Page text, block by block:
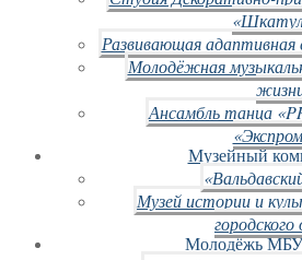
Развивающая адаптивная
Молодёжная
Ансамбль танца
Музейный
Музей истории и
городского
Молодёжь